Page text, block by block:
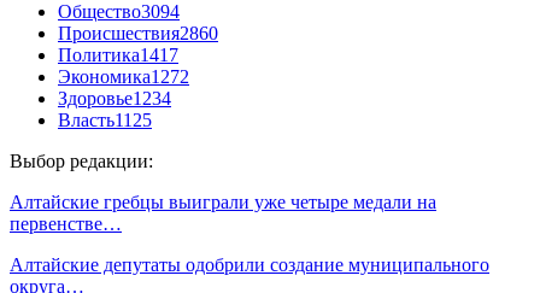
Общество3094
Происшествия2860
Политика1417
Экономика1272
Здоровье1234
Власть1125
Выбор редакции:
Алтайские гребцы выиграли уже четыре медали на
первенстве…
Алтайские депутаты одобрили создание муниципального
округа…